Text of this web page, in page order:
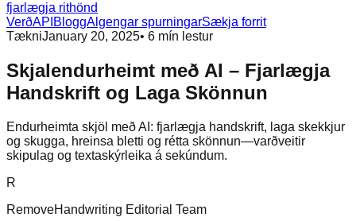
fjarlægja rithönd
VerðAPI BloggAlgengar spurningarSækja forrit
TækniJanuary 20, 2025• 6 mín lestur
Skjalendurheimt með AI – Fjarlægja
Handskrift og Laga Skönnun
Endurheimta skjöl með AI: fjarlægja handskrift, laga skekkjur
og skugga, hreinsa bletti og rétta skönnun—varðveitir
skipulag og textaskýrleika á sekúndum.
R
RemoveHandwriting Editorial Team